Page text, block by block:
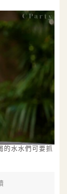
的水水們可要抓